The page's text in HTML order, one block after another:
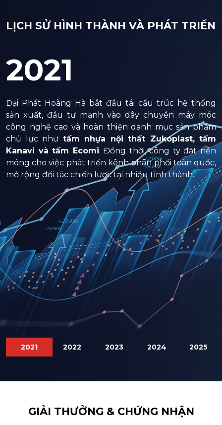
LỊCH SỬ HÌNH THÀNH VÀ PHÁT TRIỂN
2021
Đại Phát Hoàng Hà bắt đầu tái cấu trúc hệ thống
sản xuất, đầu tư mạnh vào dây chuyền máy móc
công nghệ cao và hoàn thiện danh mục sản phẩm
chủ lực như tấm nhựa nội thất Zukoplast, tấm
Kanavi và tấm Ecomi. Đồng thời, công ty đặt nền
móng cho việc phát triển kênh phân phối toàn quốc,
mở rộng đối tác chiến lược tại nhiều tỉnh thành.
2021 2022 2023 2024 2025
GIẢI THƯỞNG & CHỨNG NHẬN